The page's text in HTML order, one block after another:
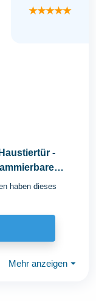
★★★★★
-
haben dieses
Mehr anzeigen ⏷